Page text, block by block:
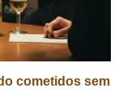
cometidos sem